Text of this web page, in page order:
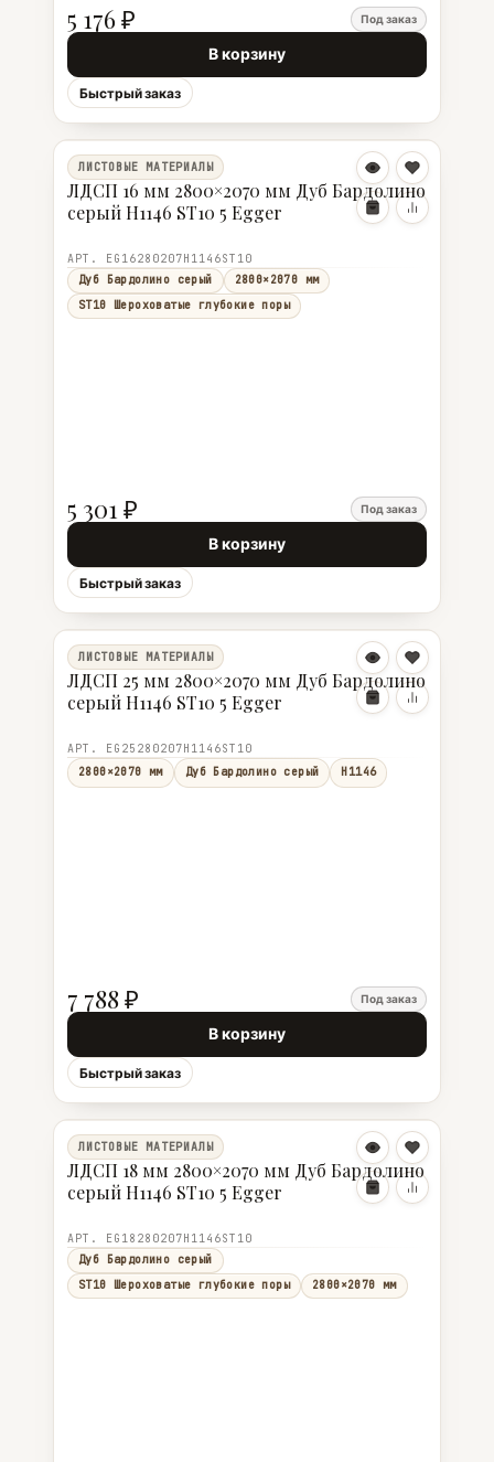
5 176 ₽ Под заказ
В корзину
Быстрый заказ
ЛИСТОВЫЕ МАТЕРИАЛЫ
ЛДСП 16 мм 2800×2070 мм Дуб Бардолино
серый H1146 ST10 5 Egger
АРТ. EG16280207H1146ST10
Дуб Бардолино серый
2800×2070 мм
ST10 Шероховатые глубокие поры
5 301 ₽ Под заказ
В корзину
Быстрый заказ
ЛИСТОВЫЕ МАТЕРИАЛЫ
ЛДСП 25 мм 2800×2070 мм Дуб Бардолино
серый H1146 ST10 5 Egger
АРТ. EG25280207H1146ST10
2800×2070 мм
Дуб Бардолино серый H1146
7 788 ₽ Под заказ
В корзину
Быстрый заказ
ЛИСТОВЫЕ МАТЕРИАЛЫ
ЛДСП 18 мм 2800×2070 мм Дуб Бардолино
серый H1146 ST10 5 Egger
АРТ. EG18280207H1146ST10
Дуб Бардолино серый
ST10 Шероховатые глубокие поры
2800×2070 мм